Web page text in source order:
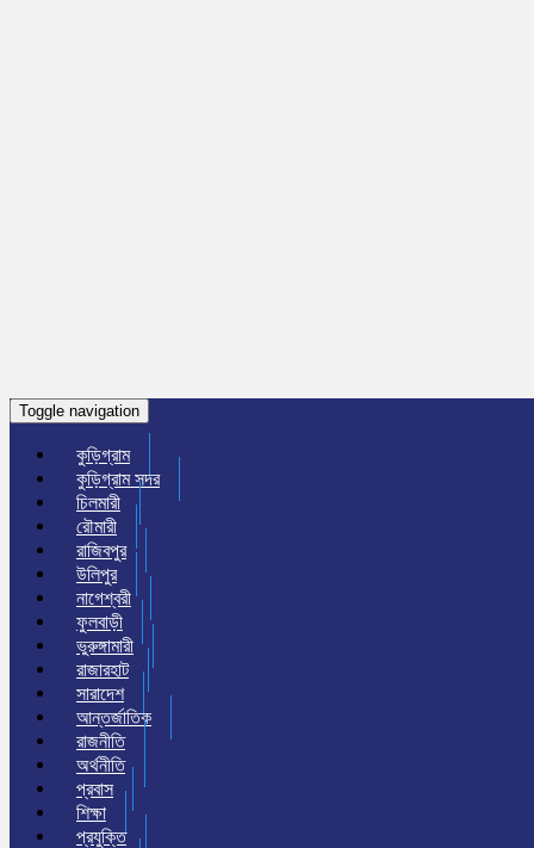
Toggle navigation
কুড়িগ্রাম
কুড়িগ্রাম সদর
চিলমারী
রৌমারী
রাজিবপুর
উলিপুর
নাগেশ্বরী
ফুলবাড়ী
ভুরুঙ্গামারী
রাজারহাট
সারাদেশ
আন্তর্জাতিক
রাজনীতি
অর্থনীতি
প্রবাস
শিক্ষা
প্রযুক্তি